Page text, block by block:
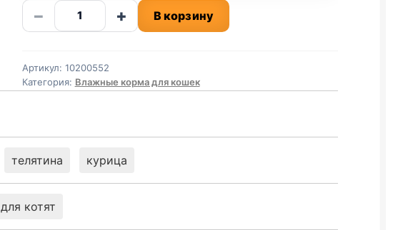
−
Количество
товара
(ГОВЯДИНА,
БАРАНИНА)
+ В корзину
Артикул: 10200552
Категория: Влажные корма для кошек
телятина курица
для котят